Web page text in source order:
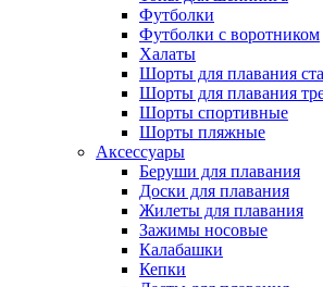
Футболки
Футболки с воротником
Халаты
Шорты для плавания
Шорты для плавания
Шорты спортивные
Шорты пляжные
Аксессуары
Беруши для плавания
Доски для плавания
Жилеты для плавания
Зажимы носовые
Калабашки
Кепки